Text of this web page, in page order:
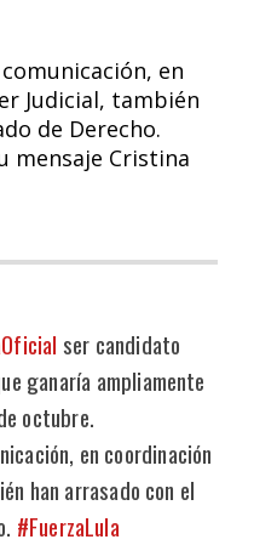
en
Judicial, también
de Derecho.
mensaje Cristina
ser candidato
ganaría ampliamente
octubre.
en coordinación
han arrasado con el
#FuerzaLula